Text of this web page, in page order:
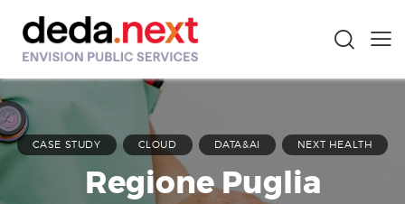
CASE STUDY CLOUD DATA&AI NEXT HEALTH
Regione Puglia